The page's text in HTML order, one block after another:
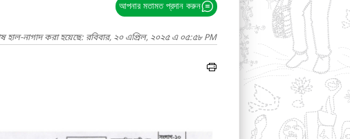
আপনার মতামত প্রদান করুন
হাল-নাগাদ করা হয়েছে: রবিবার, ২০ এপ্রিল, ২০২৫ এ ০৫:৫৮ PM